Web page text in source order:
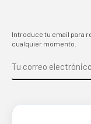
Introduce tu email para
cualquier momento.